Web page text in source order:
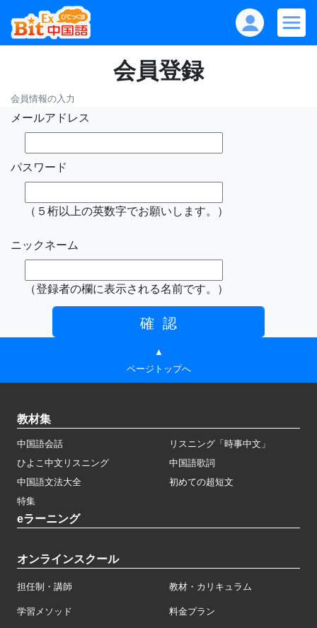
会員登録
会員情報の入力
メールアドレス
パスワード
（５桁以上の英数字でお願いします。）
ニックネーム
（登録者の欄に表示される名前です。）
▲
ページトップへ
教材集
中国語会話
リスニング「時事中文」
ひよこ中文リスニング
中国語歌詞
中国語文法大全
初めての超短文
特集
eラーニング
オンラインスクール
担任制・講師 教材・カリキュラム
学習メソッド 料金プラン